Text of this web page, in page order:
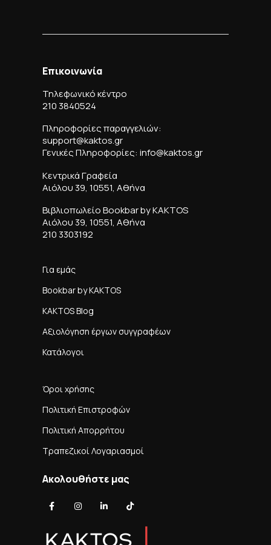
Επικοινωνία
Τηλεφωνικό κέντρο
210 3840524
Πληροφορίες παραγγελιών:
support@kaktos.gr
Γενικές Πληροφορίες: info@kaktos.gr
Κεντρικά Γραφεία
Αιόλου 39, 10551, Αθήνα
Βιβλιοπωλείο Bookbar by KAKTOS
Αιόλου 39, 10551, Αθήνα
210 3303192
Για εμάς
Bookbar by KAKTOS
KAKTOS Blog
Αξιολόγηση έργων συγγραφέων
Κατάλογοι
Όροι χρήσης
Πολιτική Επιστροφών
Πολιτική Απορρήτου
Τραπεζικοί Λογαριασμοί
Ακολουθήστε μας